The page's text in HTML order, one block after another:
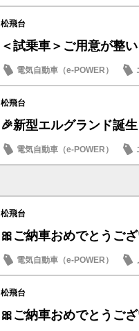
日産のお店
松飛台
＜試乗車＞ご用意が整
電気自動車（e-POWER）
日産のお店
松飛台
🎉新型エルグランド誕
電気自動車（e-POWER）
日産のお店
松飛台
🎀ご納車おめでとうご
電気自動車（e-POWER）
松飛台
🎀ご納車おめでとうご